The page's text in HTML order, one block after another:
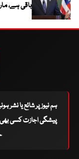
باقی ہے،
ہم نیوز پر شائع یا نشر
پیشگی اجازت کسی بھی